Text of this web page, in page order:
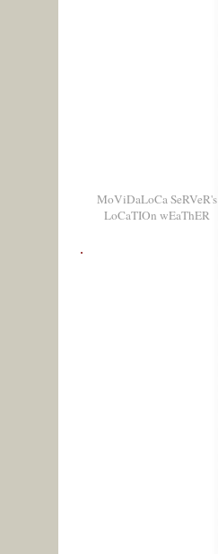
MoViDaLoCa SeRVeR's
LoCaTIOn wEaThER